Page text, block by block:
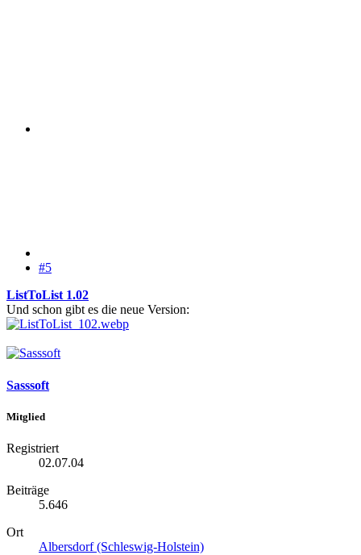
#5
ListToList 1.02
Und schon gibt es die neue Version:
Sasssoft
Mitglied
Registriert
02.07.04
Beiträge
5.646
Ort
Albersdorf (Schleswig-Holstein)